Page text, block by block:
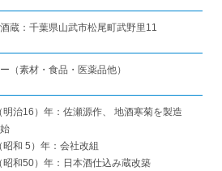
蔵：千葉県山武市松尾町武野里11
（素材・食品・医薬品他）
明治16）年：佐瀬源作、 地酒寒菊を製造
昭和 5）年：会社改組
昭和50）年：日本酒仕込み蔵改築